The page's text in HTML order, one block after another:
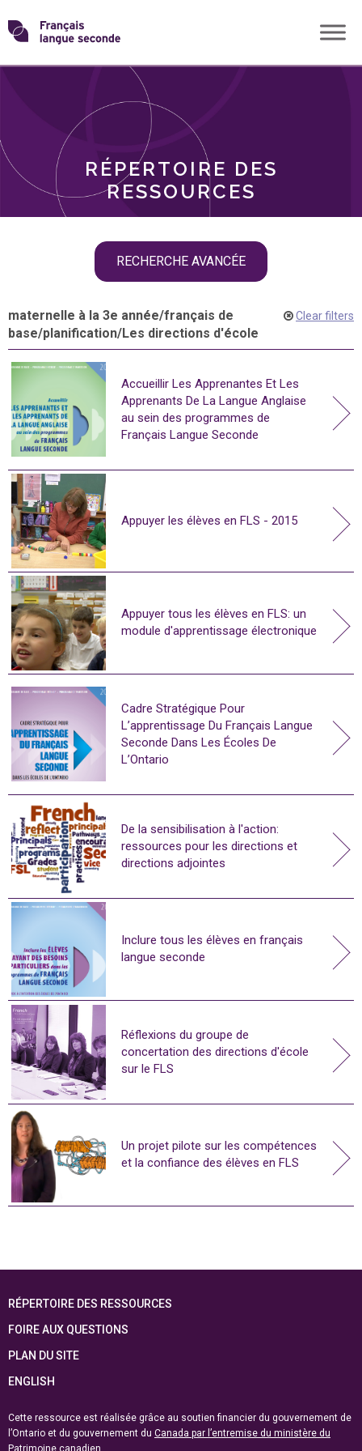
Skip
toTransformons
langue
RÉPERTOIRE DES
RESSOURCES
RECHERCHE AVANCÉE
THÈMES
maternelle à la 3e année/français de
base/planification/Les directions d'école
Clear filters
Accueillir Les Apprenantes Et Les
Apprenants De La Langue Anglaise
au sein des programmes de
Français Langue Seconde
Appuyer les élèves en FLS - 2015
Appuyer tous les élèves en FLS: un
module d'apprentissage électronique
Cadre Stratégique Pour
L’apprentissage Du Français Langue
Seconde Dans Les Écoles De
L’Ontario
De la sensibilisation à l'action:
ressources pour les directions et
directions adjointes
Inclure tous les élèves en français
langue seconde
Réflexions du groupe de
concertation des directions d'école
sur le FLS
Un projet pilote sur les compétences
et la confiance des élèves en FLS
RÉPERTOIRE DES RESSOURCES
FOIRE AUX QUESTIONS
PLAN DU SITE
ENGLISH
Cette ressource est réalisée grâce au soutien financier du gouvernement de
l’Ontario et du gouvernement du Canada par l’entremise du ministère du
Patrimoine canadien